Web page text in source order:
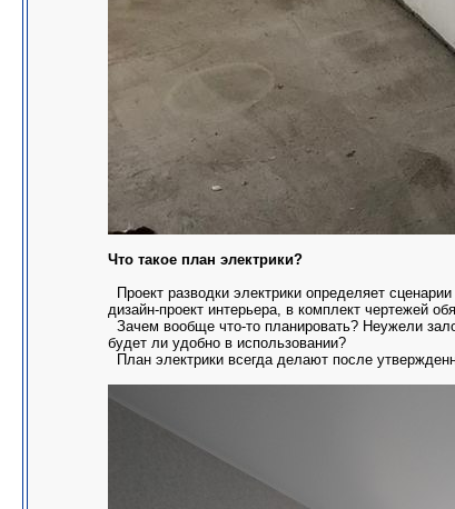
Что такое план электрики?
Проект разводки электрики определяет
дизайн-проект интерьера, в комплект чертежей
Зачем вообще что-то планировать? Неужели
будет ли удобно в использовании?
План электрики всегда делают после